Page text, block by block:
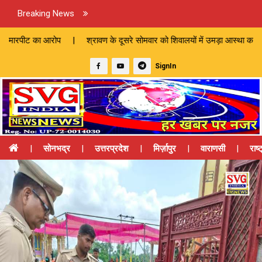
Breaking News
| श्रावण के दूसरे सोमवार को शिवालयों में उमड़ा आस्था का सैलाब | करंट की
SignIn
| सोनभद्र | उत्तरप्रदेश | मिर्ज़ापुर | वाराणसी |